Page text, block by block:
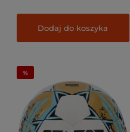
Dodaj do koszyka